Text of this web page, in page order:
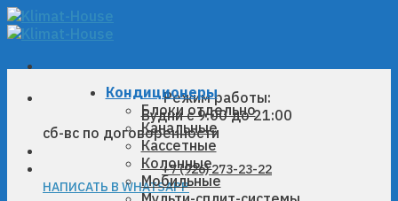
Skip
to
Режим работы:
Будни с 9:00 до 21:00
сб-вс по договоренности
+7 (926) 273-23-22
НАПИСАТЬ В WHATSAPP
Кондиционеры
Блоки отдельно
Канальные
Кассетные
Колонные
Мобильные